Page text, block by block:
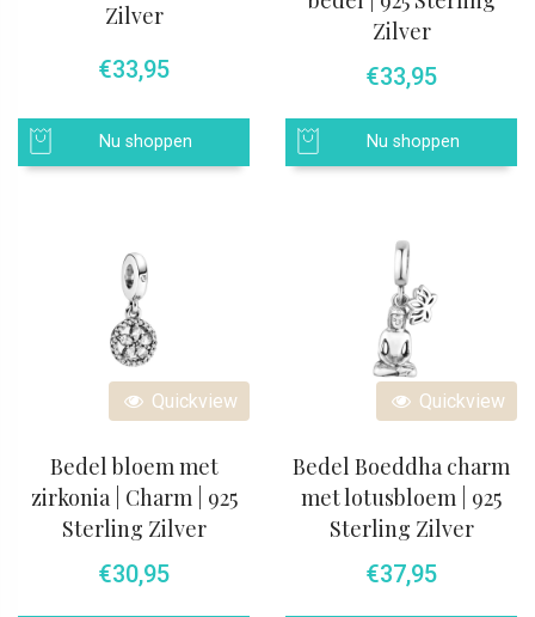
Zilver
€33,95
Nu shoppen
Zilver
€33,95
Nu shoppen
Quickview
Bedel bloem met
zirkonia | Charm | 925
Sterling Zilver
€30,95
Quickview
Bedel Boeddha charm
met lotusbloem | 925
Sterling Zilver
€37,95